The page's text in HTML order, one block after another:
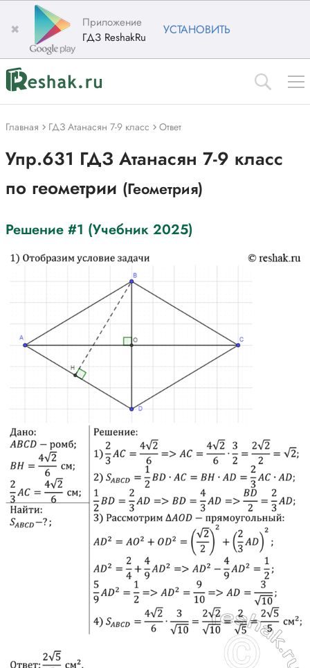
✖
Приложение
ГДЗ ReshakRu
УСТАНОВИТЬ
Главная ГДЗ Атанасян 7-9 класс Ответ
Упр.631 ГДЗ Атанасян 7-9 класс
по геометрии (Геометрия)
Решение #1 (Учебник 2025)